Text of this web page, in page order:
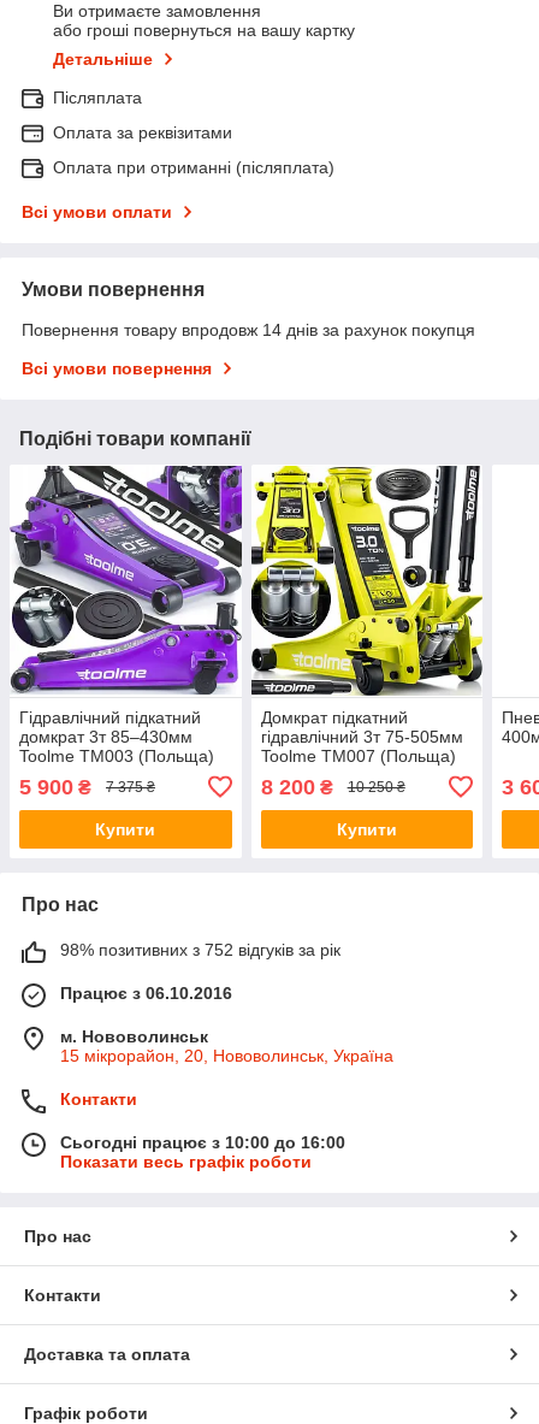
Ви отримаєте замовлення
або гроші повернуться на вашу картку
Детальніше
Післяплата
Оплата за реквізитами
Оплата при отриманні (післяплата)
Всі умови оплати
Умови повернення
Повернення товару впродовж 14 днів за рахунок покупця
Всі умови повернення
Подібні товари компанії
Гідравлічний підкатний
домкрат 3т 85–430мм
Toolme TM003 (Польща)
5 900 ₴ 7 375 ₴
Купити
Домкрат підкатний
гідравлічний 3т 75-505мм
Toolme TM007 (Польща)
8 200₴ 10 250 ₴
Купити
3
Про нас
98% позитивних з 752 відгуків за рік
Працює з 06.10.2016
м. Нововолинськ
15 мікрорайон, 20, Нововолинськ, Україна
Контакти
Сьогодні працює з 10:00 до 16:00
Показати весь графік роботи
Про нас
Контакти
Доставка та оплата
Графік роботи